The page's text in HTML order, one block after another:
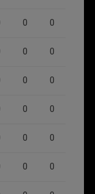
0 0
0 0
0 0
0 0
0 0
0 0